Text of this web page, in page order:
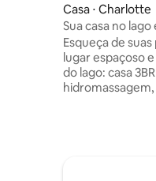
Casa ⋅ Charlotte
Sua casa no
Esqueça de
lugar espaçoso e
do lago: casa
dos seus